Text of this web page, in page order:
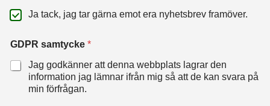
Ja tack, jag tar gärna emot era nyhetsbrev framöver.
GDPR samtycke *
Jag godkänner att denna webbplats lagrar den
information jag lämnar ifrån mig så att de kan svara på
min förfrågan.